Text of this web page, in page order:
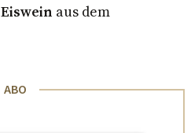
Eiswein aus dem
ABO